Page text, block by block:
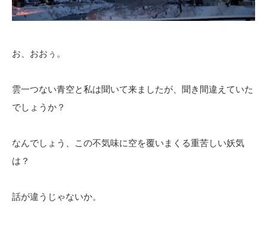
お、おおぅ。
雲一つない青空と私は聞いて来ましたが、聞き間違えていた
でしょうか？
なんでしょう、この不気味に空を覆いまくる重苦しい妖気
は？
話が違うじゃないか。